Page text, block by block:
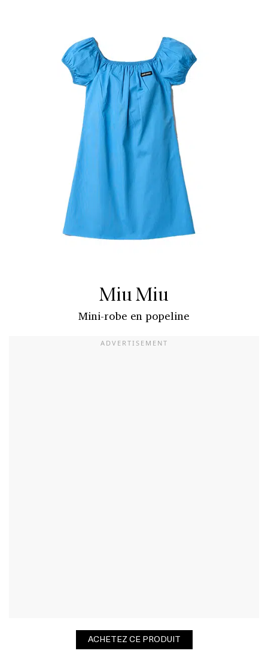
Miu Miu
Mini-robe en popeline
ACHETEZ CE PRODUIT